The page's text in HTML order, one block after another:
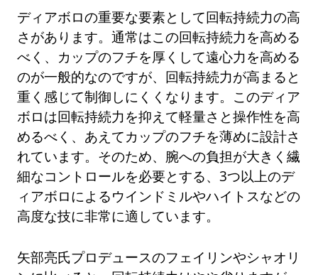
ディアボロの重要な要素として回転持続力の高
さがあります。通常はこの回転持続力を高める
べく、カップのフチを厚くして遠心力を高める
のが一般的なのですが、回転持続力が高まると
重く感じて制御しにくくなります。このディア
ボロは回転持続力を抑えて軽量さと操作性を高
めるべく、あえてカップのフチを薄めに設計さ
れています。そのため、腕への負担が大きく繊
細なコントロールを必要とする、3つ以上のデ
ィアボロによるウインドミルやハイトスなどの
高度な技に非常に適しています。
矢部亮氏プロデュースのフェイリンやシャオリ